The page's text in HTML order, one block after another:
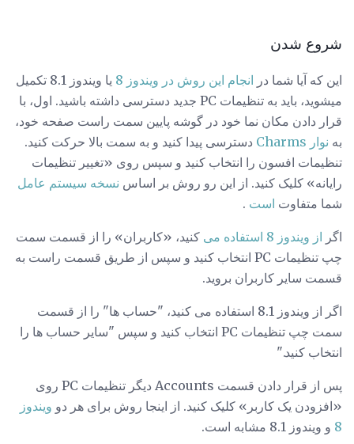
شروع شدن
این که آیا شما در انجام این روش در ویندوز 8
یا ویندوز 8.1 تکمیل
میشوید، باید به تنظیمات PC جدید دسترسی داشته باشید. اول، با
قرار دادن مکان نما خود در گوشه پایین سمت راست صفحه خود،
به نوار Charms
دسترسی پیدا کنید و به سمت بالا حرکت کنید.
تنظیمات افسون را انتخاب کنید و سپس روی «تغییر تنظیمات
رایانه» کلیک کنید. از این رو روش بر اساس نسخه سیستم عامل
شما متفاوت است .
اگر از ویندوز 8 استفاده می
کنید، «کاربران» را از قسمت سمت
چپ تنظیمات PC انتخاب کنید و سپس از طریق قسمت راست به
قسمت سایر کاربران بروید.
اگر از ویندوز 8.1 استفاده می کنید، "حساب ها" را از قسمت
سمت چپ تنظیمات PC انتخاب کنید و سپس "سایر حساب ها را
انتخاب کنید."
پس از قرار دادن قسمت Accounts دیگر تنظیمات PC روی
«افزودن یک کاربر» کلیک کنید. از اینجا روش برای هر دو ویندوز
8 و ویندوز 8.1 مشابه است.